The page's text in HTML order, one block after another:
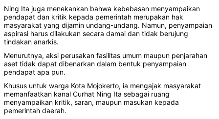
Ning Ita juga menekankan bahwa kebebasan menyampaikan
pendapat dan kritik kepada pemerintah merupakan hak
masyarakat yang dijamin undang-undang. Namun, penyampaian
aspirasi harus dilakukan secara damai dan tidak berujung
tindakan anarkis.
Menurutnya, aksi perusakan fasilitas umum maupun penjarahan
aset tidak dapat dibenarkan dalam bentuk penyampaian
pendapat apa pun.
Khusus untuk warga Kota Mojokerto, ia mengajak masyarakat
memanfaatkan kanal Curhat Ning Ita sebagai ruang
menyampaikan kritik, saran, maupun masukan kepada
pemerintah daerah.